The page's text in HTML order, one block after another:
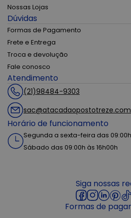
Nossas Lojas
Dúvidas
Formas de Pagamento
Frete e Entrega
Troca e devolução
Fale conosco
Atendimento
(21)98484-9303
Horário de funcionamento
Segunda a sexta-feira das 09:00h
Sábado das 09:00h às 16h00h
Siga nossas
Formas de